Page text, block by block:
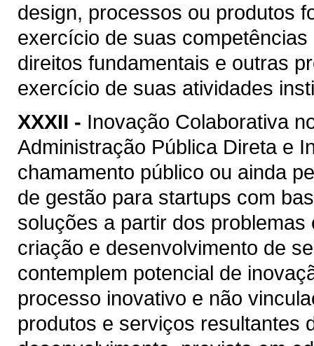
design, processos ou produtos
exercício de suas
direitos fundamentais e outras
exercício de suas atividades
XXXII - Inovação Colaborativa
Administração Pública Direta e
chamamento público ou ainda
de gestão para startups com
soluções a partir dos
criação e desenvolvimento de
contemplem potencial de
processo inovativo e não
produtos e serviços resultantes